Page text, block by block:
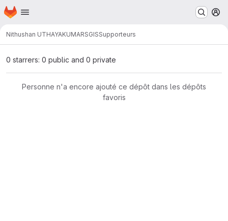
Passer au contenu principal
Page d'accueil
Nithushan UTHAYAKUMARSGISSupporteurs
0 starrers: 0 public and 0 private
Personne n'a encore ajouté ce dépôt dans les dépôts
favoris